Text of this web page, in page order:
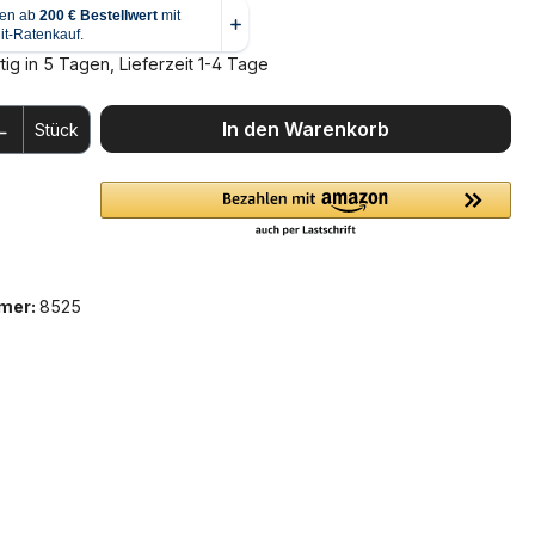
in 5 Tagen, Lieferzeit 1-4 Tage
Gib den gewünschten Wert
Stück In den Warenkorb
8525